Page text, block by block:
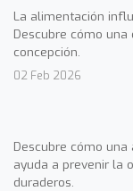
La alimentación
Descubre cómo
concepción.
02 Feb 2026
Descubre cómo
ayuda a prevenir la
duraderos.